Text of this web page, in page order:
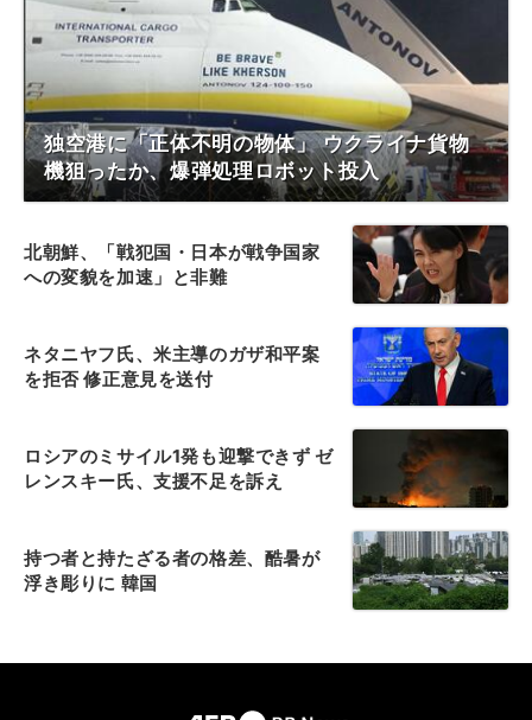
独空港に「正体不明の物体」 ウクライナ貨物
機狙ったか、爆弾処理ロボット投入
北朝鮮、「戦犯国・日本が戦争国家
への変貌を加速」と非難
ネタニヤフ氏、米主導のガザ和平案
を拒否 修正意見を送付
ロシアのミサイル1発も迎撃できず ゼ
レンスキー氏、支援不足を訴え
持つ者と持たざる者の格差、酷暑が
浮き彫りに 韓国